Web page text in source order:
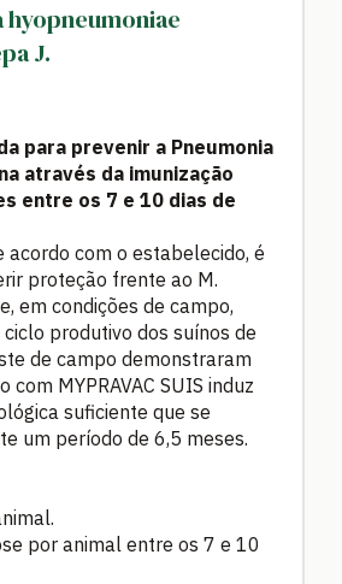
hyopneumoniae
J.
para prevenir a Pneumonia
através da imunização
entre os 7 e 10 dias de
acordo com o estabelecido, é
proteção frente ao M.
em condições de campo,
produtivo dos suínos de
de campo demonstraram
com MYPRAVAC SUIS induz
suficiente que se
um período de 6,5 meses.
por animal entre os 7 e 10